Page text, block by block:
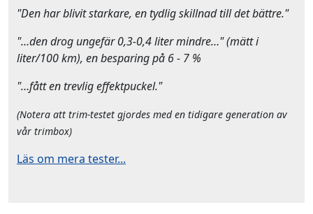
"Den har blivit starkare, en tydlig skillnad till det bättre."
"…den drog ungefär 0,3-0,4 liter mindre…" (mätt i
liter/100 km), en besparing på 6 - 7 %
"…fått en trevlig effektpuckel."
(Notera att trim-testet gjordes med en tidigare generation av
vår trimbox)
Läs om mera tester...